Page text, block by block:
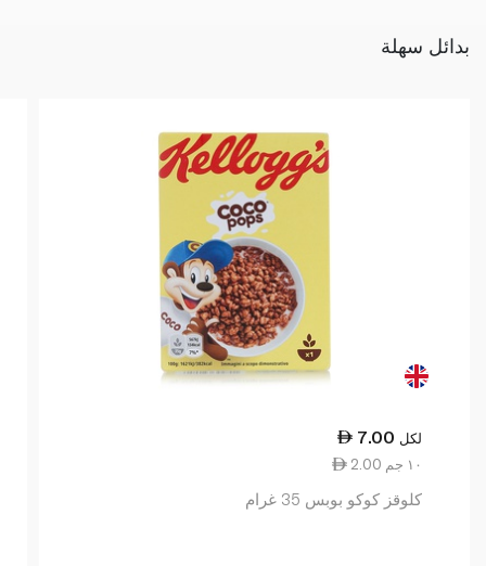
بدائل سهلة
7.00 لكل
2.00 ١٠ جم
كلوقز كوكو بوبس 35 غرام